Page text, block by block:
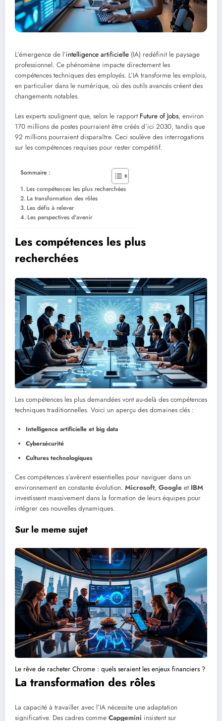
L’émergence de l’intelligence artificielle (IA) redéfinit le paysage
professionnel. Ce phénomène impacte directement les
compétences techniques des employés. L’IA transforme les emplois,
en particulier dans le numérique, où des outils avancés créent des
changements notables.
Les experts soulignent que, selon le rapport Future of Jobs, environ
170 millions de postes pourraient être créés d’ici 2030, tandis que
92 millions pourraient disparaître. Ceci soulève des interrogations
sur les compétences requises pour rester compétitif.
Sommaire :
Les compétences les plus recherchées
La transformation des rôles
Les défis à relever
Les perspectives d'avenir
Les compétences les plus
recherchées
Les compétences les plus demandées vont au-delà des compétences
techniques traditionnelles. Voici un aperçu des domaines clés :
Intelligence artificielle et big data
Cybersécurité
Cultures technologiques
Ces compétences s’avèrent essentielles pour naviguer dans un
environnement en constante évolution. Microsoft, Google et IBM
investissent massivement dans la formation de leurs équipes pour
intégrer ces nouvelles dynamiques.
Sur le meme sujet
Le rêve de racheter Chrome : quels seraient les enjeux financiers ?
La transformation des rôles
La capacité à travailler avec l’IA nécessite une adaptation
significative. Des cadres comme Capgemini insistent sur